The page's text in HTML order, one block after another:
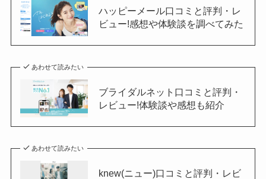
ハッピーメール口コミと評判・レ
ビュー!感想や体験談を調べてみた
あわせて読みたい
ブライダルネット口コミと評判・
レビュー!体験談や感想も紹介
あわせて読みたい
knew(ニュー)口コミと評判・レビ